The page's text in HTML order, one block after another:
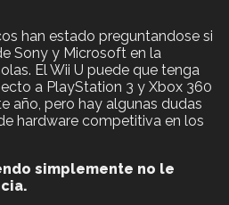
han estado preguntandose si
Sony y Microsoft en la
El Wii U puede que tenga
a PlayStation 3 y Xbox 360
año, pero hay algunas dudas
hardware competitiva en los
simplemente no le